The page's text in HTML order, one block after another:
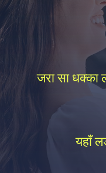
जरा सा धक्का
यहाँ